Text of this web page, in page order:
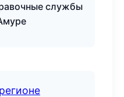
службы